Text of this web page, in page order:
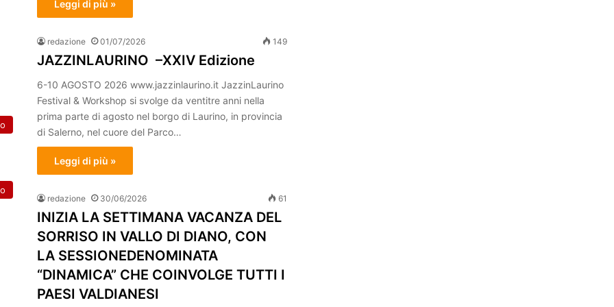
Leggi di più »
redazione 01/07/2026 149
JAZZINLAURINO –XXIV Edizione
6-10 AGOSTO 2026 www.jazzinlaurino.it JazzinLaurino
Festival & Workshop si svolge da ventitre anni nella
prima parte di agosto nel borgo di Laurino, in provincia
di Salerno, nel cuore del Parco…
Leggi di più »
redazione 30/06/2026 61
INIZIA LA SETTIMANA VACANZA DEL
SORRISO IN VALLO DI DIANO, CON
LA SESSIONEDENOMINATA
“DINAMICA” CHE COINVOLGE TUTTI I
PAESI VALDIANESI